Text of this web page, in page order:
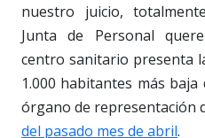
nuestro juicio,
Junta de Personal
centro sanitario presenta
1.000 habitantes más
órgano de representación
del pasado mes de abril.